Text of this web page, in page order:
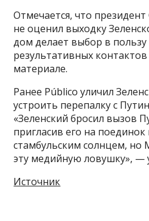
Отмечается, что
не оценил выходку
дом делает выбор в пользу
результативных
материале.
Ранее Público уличил
устроить перепалку с
«Зеленский бросил вызов
пригласив его на
стамбульским солнцем, но
эту медийную ловушку», —
Источник